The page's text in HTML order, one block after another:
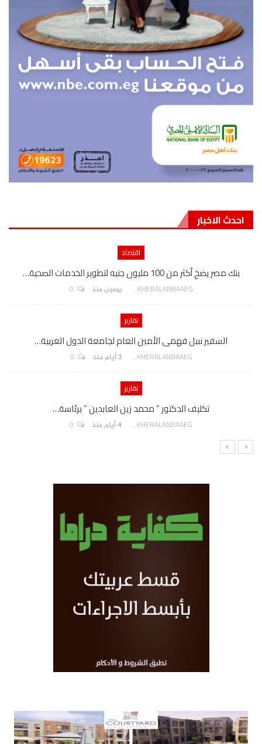
احدث الاخبار
اقتصاد
بنك مصر يضخ أكثر من 100 مليون جنيه لتطوير الخدمات الصحية…
AKHERALANBAAEG يومين منذ
تقارير
السفير نببل فهمى الأمين العام لجامعة الدول العربية…
AKHERALANBAAEG 3 أيام منذ
تقارير
تكليف الدكتور ” محمد زين العابدين ” برئاسة…
AKHERALANBAAEG 4 أيام منذ